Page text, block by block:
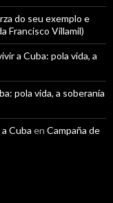
do seu exemplo e
Francisco Villamil)
a Cuba: pola vida, a
pola vida, a soberanía
Cuba en Campaña de